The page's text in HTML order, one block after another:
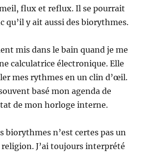
flux et reflux. Il se pourrait
qu’il y ait aussi des biorythmes.
mis dans le bain quand je me
calculatrice électronique. Elle
mes rythmes en un clin d’œil.
basé mon agenda de
de mon horloge interne.
biorythmes n’est certes pas un
J’ai toujours interprété